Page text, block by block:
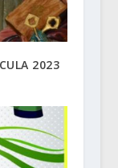
2023